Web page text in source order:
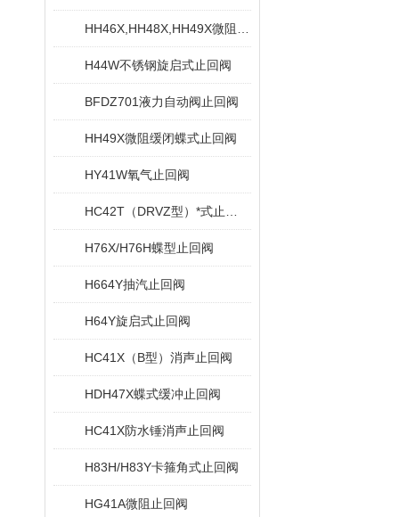
H44W不锈钢旋启式止回阀
BFDZ701液力自动阀止回阀
HH49X微阻缓闭蝶式止回阀
HY41W氧气止回阀
H76X/H76H蝶型止回阀
H664Y抽汽止回阀
H64Y旋启式止回阀
HC41X（B型）消声止回阀
HDH47X蝶式缓冲止回阀
HC41X防水锤消声止回阀
H83H/H83Y卡箍角式止回阀
HG41A微阻止回阀